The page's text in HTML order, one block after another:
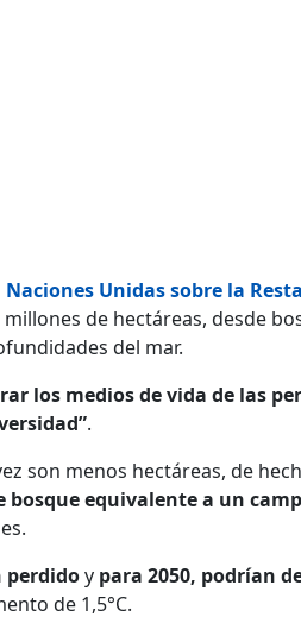
Naciones Unidas sobre la
de hectáreas, desde
del mar.
los medios de vida de las
.
son menos hectáreas, de
equivalente a un
perdidoy para 2050, podrían
de 1,5°C.